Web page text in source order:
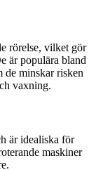
rörelse, vilket gör
är populära bland
de minskar risken
vaxning.
är idealiska för
maskiner